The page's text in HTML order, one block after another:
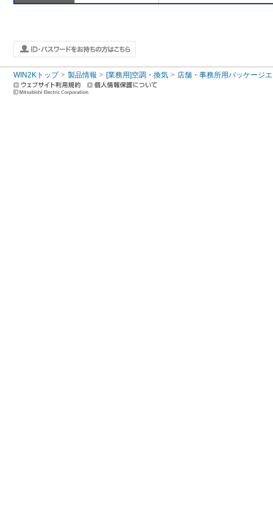
WIN2Kトップ 製品情報 [業務用]空調・換気 店舗・事務所用パッケージ